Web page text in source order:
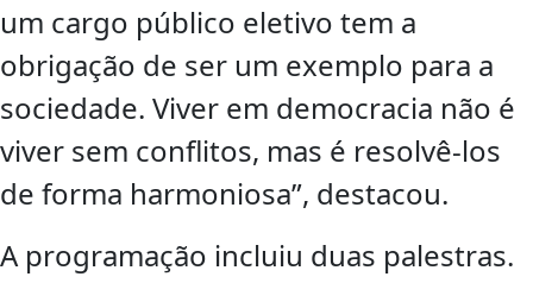
um cargo público eletivo tem a
obrigação de ser um exemplo para a
sociedade. Viver em democracia não é
viver sem conflitos, mas é resolvê-los
de forma harmoniosa”, destacou.
A programação incluiu duas palestras.